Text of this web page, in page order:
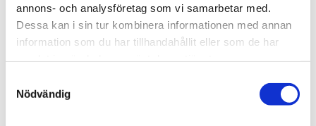
annons- och analysföretag som vi samarbetar med.
Dessa kan i sin tur kombinera informationen med annan
information som du har tillhandahållit eller som de har
Nödvändig
Brytarfäste, T-Spår 5/7.
3D step-fil:Här kan du hämta en 3D step-fil015-
Montering: